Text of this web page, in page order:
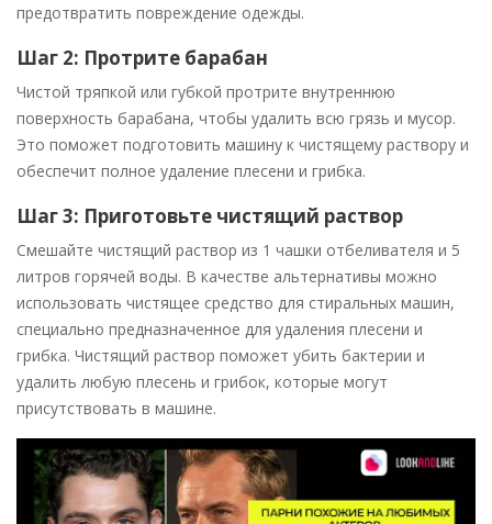
предотвратить повреждение одежды.
Шаг 2: Протрите барабан
Чистой тряпкой или губкой протрите внутреннюю
поверхность барабана, чтобы удалить всю грязь и мусор.
Это поможет подготовить машину к чистящему раствору и
обеспечит полное удаление плесени и грибка.
Шаг 3: Приготовьте чистящий раствор
Смешайте чистящий раствор из 1 чашки отбеливателя и 5
литров горячей воды. В качестве альтернативы можно
использовать чистящее средство для стиральных машин,
специально предназначенное для удаления плесени и
грибка. Чистящий раствор поможет убить бактерии и
удалить любую плесень и грибок, которые могут
присутствовать в машине.